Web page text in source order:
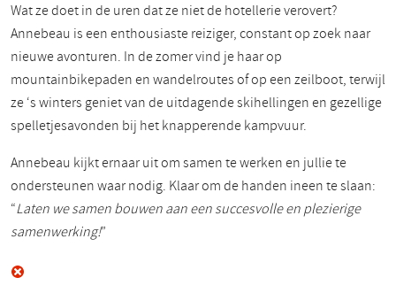
Wat ze doet in de uren dat ze niet de hotellerie verovert?
Annebeau is een enthousiaste reiziger, constant op zoek naar
nieuwe avonturen. In de zomer vind je haar op
mountainbikepaden en wandelroutes of op een zeilboot, terwijl
ze ‘s winters geniet van de uitdagende skihellingen en gezellige
spelletjesavonden bij het knapperende kampvuur.
Annebeau kijkt ernaar uit om samen te werken en jullie te
ondersteunen waar nodig. Klaar om de handen ineen te slaan:
“Laten we samen bouwen aan een succesvolle en plezierige
samenwerking!”